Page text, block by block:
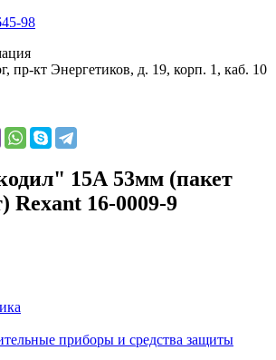
98
пр-кт Энергетиков, д. 19, корп. 1, каб. 10
15А 53мм (пакет
Rexant 16-0009-9
приборы и средства защиты